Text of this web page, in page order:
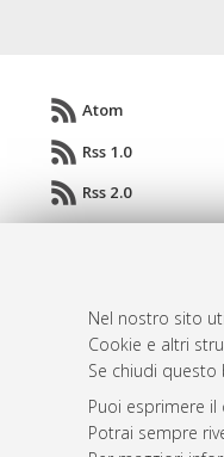
Nel nostro sito
Cookie e altri
Se chiudi questo
Puoi esprimere
Potrai sempre
Atom
Rss 1.0
Rss 2.0